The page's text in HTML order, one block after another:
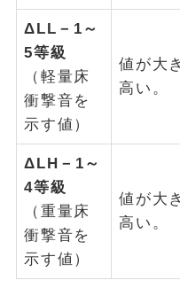
ΔLL－1～
5等級
（軽量床
衝撃音を
示す値）
値が大
高い。
ΔLH－1～
4等級
（重量床
衝撃音を
示す値）
値が大
高い。